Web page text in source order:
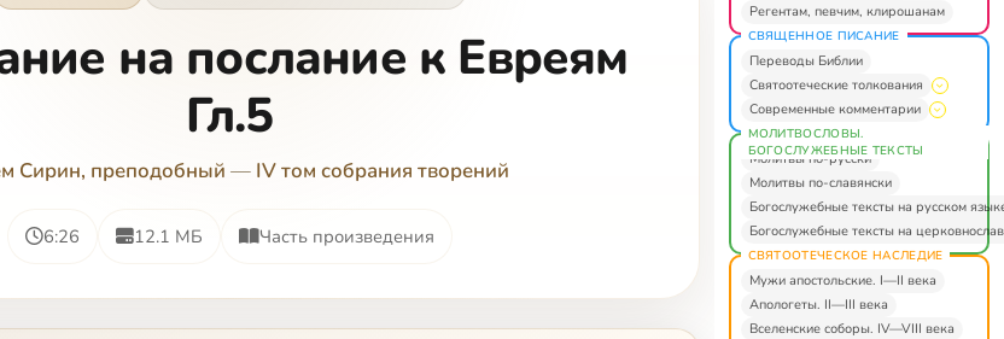
на послание к Евреям
Гл.5
Сирин, преподобный — IV том собрания творений
6:26 12.1 МБ Часть произведения
Регентам, певчим, клирошанам
СВЯЩЕННОЕ ПИСАНИЕ
Переводы Библии
Святоотеческие толкования
Современные комментарии
МОЛИТВОСЛОВЫ.
БОГОСЛУЖЕБНЫЕ ТЕКСТЫ
Молитвы по-русски
Молитвы по-славянски
Богослужебные тексты на русском
Богослужебные тексты на
СВЯТООТЕЧЕСКОЕ НАСЛЕДИЕ
Мужи апостольские. I—II века
Апологеты. II—III века
Вселенские соборы. IV—VIII века